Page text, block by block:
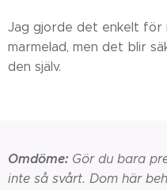
Jag gjorde det enkelt för
marmelad, men det blir
den själv.
Omdöme: Gör du bara
inte så svårt. Dom här